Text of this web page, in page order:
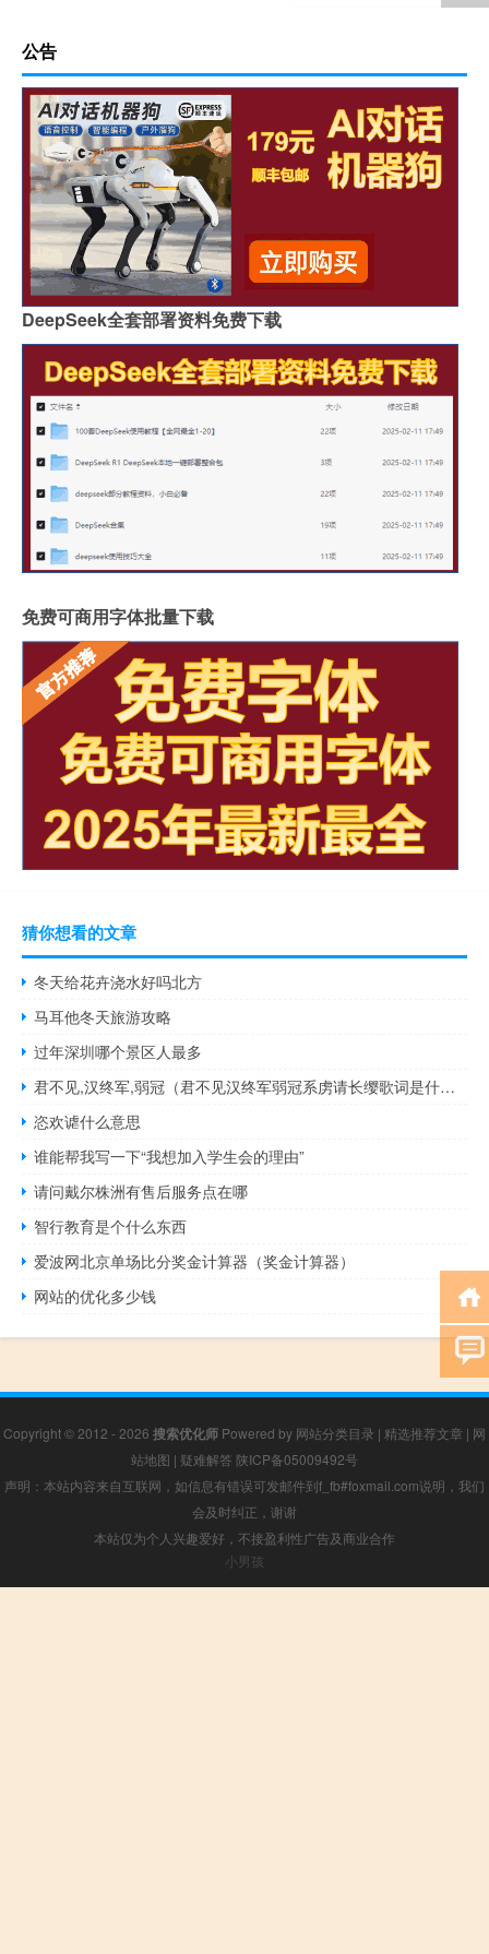
公告
DeepSeek全套部署资料免费下载
免费可商用字体批量下载
猜你想看的文章
冬天给花卉浇水好吗北方
马耳他冬天旅游攻略
过年深圳哪个景区人最多
君不见,汉终军,弱冠（君不见汉终军弱冠系虏请长缨歌词是什么意思）
恣欢谑什么意思
谁能帮我写一下“我想加入学生会的理由”
请问戴尔株洲有售后服务点在哪
智行教育是个什么东西
爱波网北京单场比分奖金计算器（奖金计算器）
网站的优化多少钱
Copyright © 2012 - 2026 搜索优化师 Powered by 网站分类目录 | 精选推荐文章 | 网
站地图 | 疑难解答 陕ICP备05009492号
声明：本站内容来自互联网，如信息有错误可发邮件到f_fb#foxmail.com说明，我们
会及时纠正，谢谢
本站仅为个人兴趣爱好，不接盈利性广告及商业合作
小男孩